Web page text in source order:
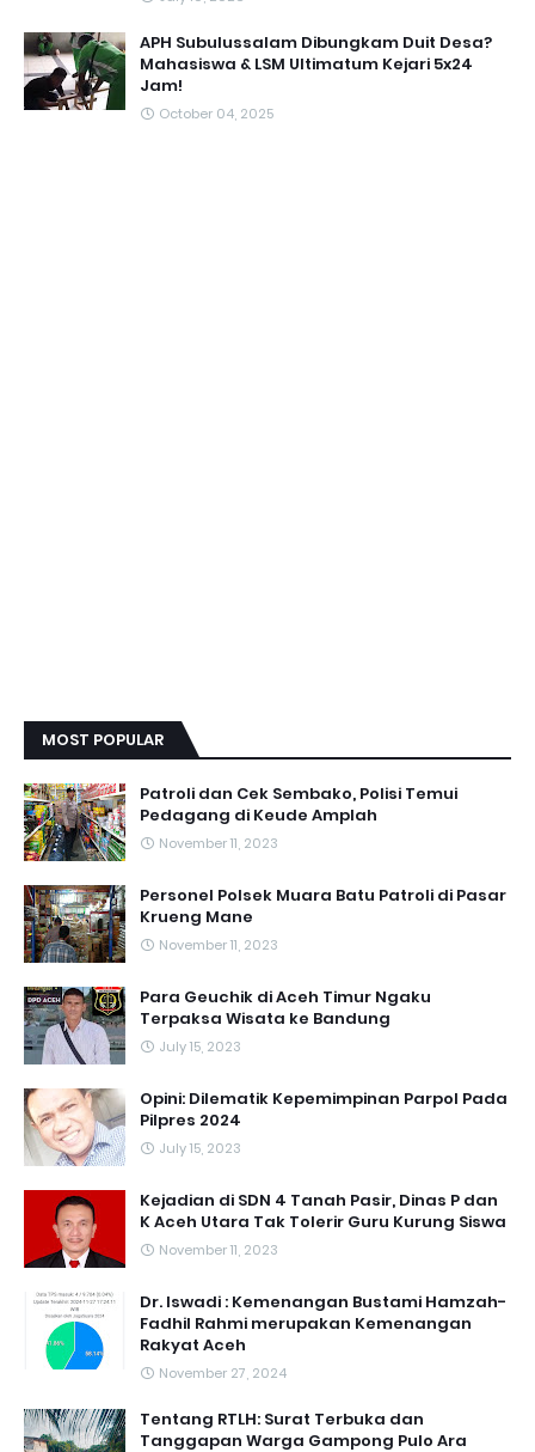
APH Subulussalam Dibungkam Duit Desa?
Mahasiswa & LSM Ultimatum Kejari 5x24
Jam!
October 04, 2025
MOST POPULAR
Patroli dan Cek Sembako, Polisi Temui
Pedagang di Keude Amplah
November 11, 2023
Personel Polsek Muara Batu Patroli di Pasar
Krueng Mane
November 11, 2023
Para Geuchik di Aceh Timur Ngaku
Terpaksa Wisata ke Bandung
July 15, 2023
Opini: Dilematik Kepemimpinan Parpol Pada
Pilpres 2024
July 15, 2023
Kejadian di SDN 4 Tanah Pasir, Dinas P dan
K Aceh Utara Tak Tolerir Guru Kurung Siswa
November 11, 2023
Dr. Iswadi : Kemenangan Bustami Hamzah-
Fadhil Rahmi merupakan Kemenangan
Rakyat Aceh
November 27, 2024
Tentang RTLH: Surat Terbuka dan
Tanggapan Warga Gampong Pulo Ara